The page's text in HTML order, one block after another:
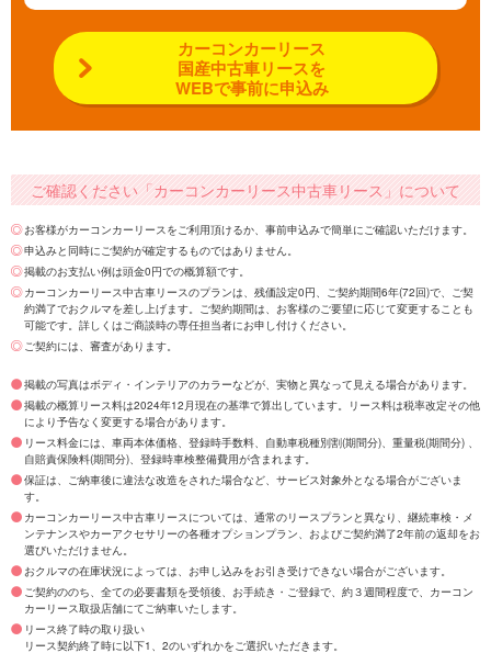
カーコンカーリース
国産中古車リースを
WEBで事前に申込み
ご確認ください「カーコンカーリース中古車リース」について
お客様がカーコンカーリースをご利用頂けるか、事前申込みで簡単にご確認いただけます。
申込みと同時にご契約が確定するものではありません。
掲載のお支払い例は頭金0円での概算額です。
カーコンカーリース中古車リースのプランは、残価設定0円、ご契約期間6年(72回)で、ご契
約満了でおクルマを差し上げます。ご契約期間は、お客様のご要望に応じて変更することも
可能です。詳しくはご商談時の専任担当者にお申し付けください。
ご契約には、審査があります。
掲載の写真はボディ・インテリアのカラーなどが、実物と異なって見える場合があります。
掲載の概算リース料は2024年12月現在の基準で算出しています。リース料は税率改定その他
により予告なく変更する場合があります。
リース料金には、車両本体価格、登録時手数料、自動車税種別割(期間分)、重量税(期間分) 、
自賠責保険料(期間分)、登録時車検整備費用が含まれます。
保証は、ご納車後に違法な改造をされた場合など、サービス対象外となる場合がございま
す。
カーコンカーリース中古車リースについては、通常のリースプランと異なり、継続車検・メ
ンテナンスやカーアクセサリーの各種オプションプラン、およびご契約満了2年前の返却をお
選びいただけません。
おクルマの在庫状況によっては、お申し込みをお引き受けできない場合がございます。
ご契約ののち、全ての必要書類を受領後、お手続き・ご登録で、約３週間程度で、カーコン
カーリース取扱店舗にてご納車いたします。
リース終了時の取り扱い
リース契約終了時に以下1、2のいずれかをご選択いただきます。